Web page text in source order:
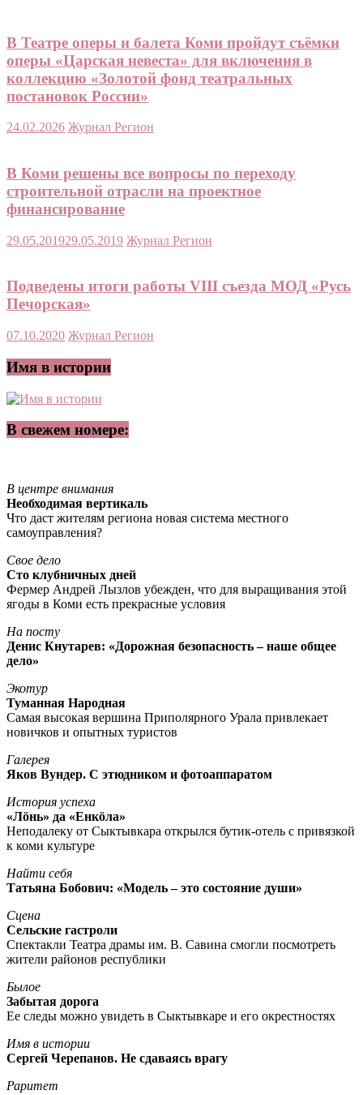
В Театре оперы и балета Коми пройдут съёмки
оперы «Царская невеста» для включения в
коллекцию «Золотой фонд театральных
постановок России»
24.02.2026 Журнал Регион
В Коми решены все вопросы по переходу
строительной отрасли на проектное
финансирование
29.05.201929.05.2019 Журнал Регион
Подведены итоги работы VIII съезда МОД «Русь
Печорская»
07.10.2020 Журнал Регион
Имя в истории
В свежем номере:
В центре внимания
Необходимая вертикаль
Что даст жителям региона новая система местного
самоуправления?
Свое дело
Сто клубничных дней
Фермер Андрей Лызлов убежден, что для выращивания этой
ягоды в Коми есть прекрасные условия
На посту
Денис Кнутарев: «Дорожная безопасность – наше общее
дело»
Экотур
Туманная Народная
Самая высокая вершина Приполярного Урала привлекает
новичков и опытных туристов
Галерея
Яков Вундер. С этюдником и фотоаппаратом
История успеха
«Лöнь» да «Енкöла»
Неподалеку от Сыктывкара открылся бутик-отель с привязкой
к коми культуре
Найти себя
Татьяна Бобович: «Модель – это состояние души»
Сцена
Сельские гастроли
Спектакли Театра драмы им. В. Савина смогли посмотреть
жители районов республики
Былое
Забытая дорога
Ее следы можно увидеть в Сыктывкаре и его окрестностях
Имя в истории
Сергей Черепанов. Не сдаваясь врагу
Раритет